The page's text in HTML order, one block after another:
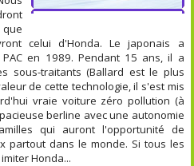
celui d'Honda. Le japonais a
en 1989. Pendant 15 ans, il a
sous-traitants (Ballard est le plus
de cette technologie, il s'est mis
vraie voiture zéro pollution (à
berline avec une autonomie
qui auront l'opportunité de
partout dans le monde. Si tous les
Honda...